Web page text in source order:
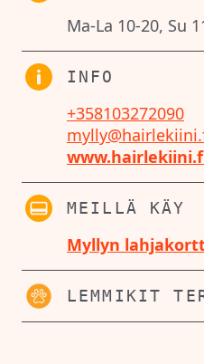
Ma-La 10-20, Su
INFO
+358103272090
MEILLÄ KÄY
Myllyn
LEMMIKIT